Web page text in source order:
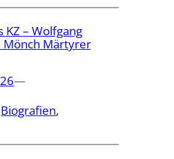
KZ – Wolfgang
Mönch Märtyrer
—
Biografien